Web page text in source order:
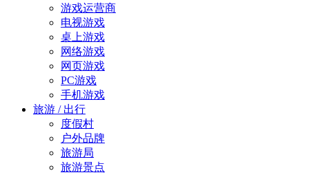
游戏运营商
电视游戏
桌上游戏
网络游戏
网页游戏
PC游戏
手机游戏
旅游 / 出行
度假村
户外品牌
旅游局
旅游景点